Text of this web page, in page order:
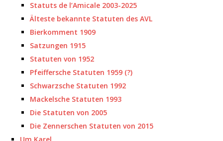
Statuts de l’Amicale 2003-2025
Älteste bekannte Statuten des AVL
Bierkomment 1909
Satzungen 1915
Statuten von 1952
Pfeiffersche Statuten 1959 (?)
Schwarzsche Statuten 1992
Mackelsche Statuten 1993
Die Statuten von 2005
Die Zennerschen Statuten von 2015